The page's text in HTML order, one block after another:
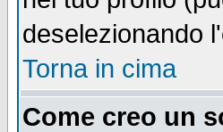
deselezionando
Torna in cima
Come creo un